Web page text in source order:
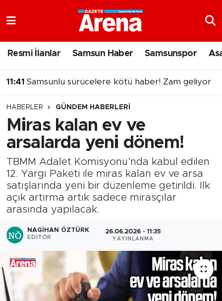
Resmi İlanlar Samsun Haber Samsunspor
11:41 Samsunlu sürücelere kötü haber! Zam geliyor
HABERLER GÜNDEM HABERLERI
Miras kalan ev ve
arsalarda yeni dönem!
TBMM Adalet Komisyonu’nda kabul edilen
12. Yargı Paketi ile miras kalan ev ve arsa
satışlarında yeni bir düzenleme getirildi. İlk
açık artırma artık sadece mirasçılar
arasında yapılacak.
NAGIHAN ÖZTÜRK
EDITÖR
26.06.2026 - 11:35
YAYINLANMA
Süper Lig Puan Durumu ve Fikstür
Tüm Manşetler
Son Dakika Haberleri
Haber Arşivi